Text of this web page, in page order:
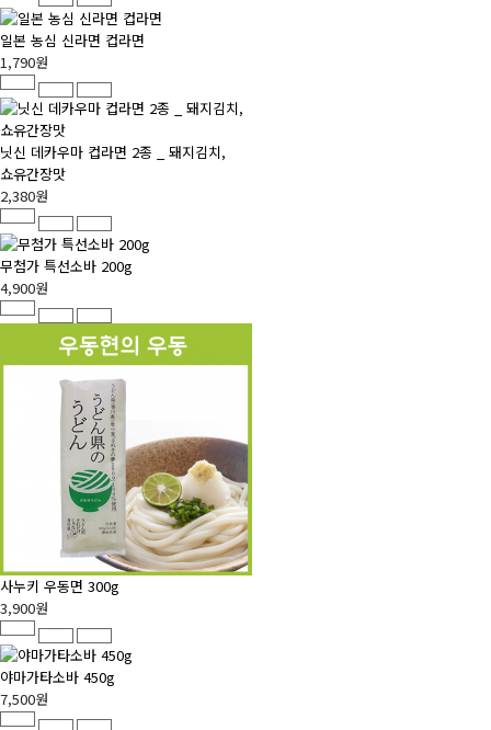
일본 농심 신라면 컵라면
1,790원
닛신 데카우마 컵라면 2종 _ 돼지김치,
쇼유간장맛
2,380원
무첨가 특선소바 200g
4,900원
사누키 우동면 300g
3,900원
야마가타소바 450g
7,500원